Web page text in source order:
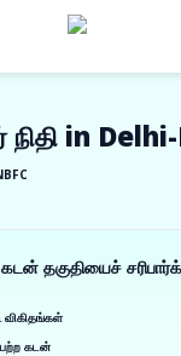
in
தகுதியைச்
விகிதங்கள்
கடன்